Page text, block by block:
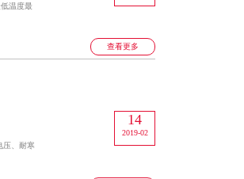
温度最
查看更多
压、耐寒
14
2019-02